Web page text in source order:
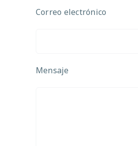
Correo electrónico
Mensaje